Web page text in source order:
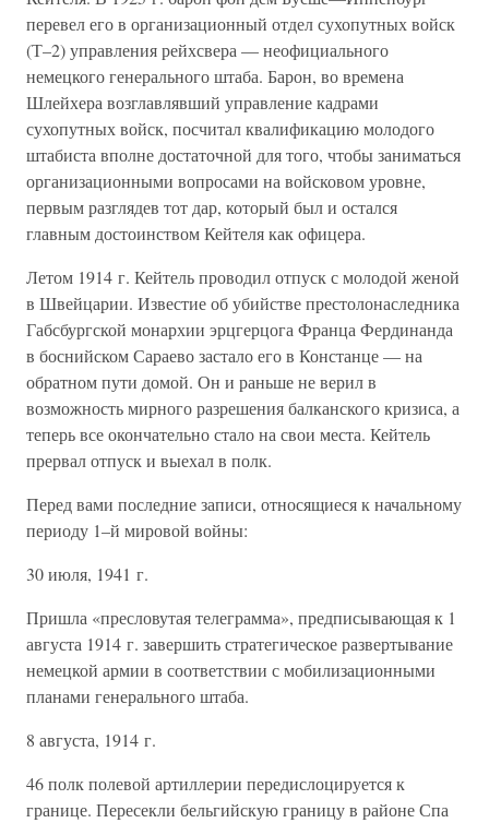
перевел его в организационный отдел сухопутных войск
(Т–2) управления рейхсвера — неофициального
немецкого генерального штаба. Барон, во времена
Шлейхера возглавлявший управление кадрами
сухопутных войск, посчитал квалификацию молодого
штабиста вполне достаточной для того, чтобы заниматься
организационными вопросами на войсковом уровне,
первым разглядев тот дар, который был и остался
главным достоинством Кейтеля как офицера.
Летом 1914 г. Кейтель проводил отпуск с молодой женой
в Швейцарии. Известие об убийстве престолонаследника
Габсбургской монархии эрцгерцога Франца Фердинанда
в боснийском Сараево застало его в Констанце — на
обратном пути домой. Он и раньше не верил в
возможность мирного разрешения балканского кризиса, а
теперь все окончательно стало на свои места. Кейтель
прервал отпуск и выехал в полк.
Перед вами последние записи, относящиеся к начальному
периоду 1–й мировой войны:
30 июля, 1941 г.
Пришла «пресловутая телеграмма», предписывающая к 1
августа 1914 г. завершить стратегическое развертывание
немецкой армии в соответствии с мобилизационными
планами генерального штаба.
8 августа, 1914 г.
46 полк полевой артиллерии передислоцируется к
границе. Пересекли бельгийскую границу в районе Спа